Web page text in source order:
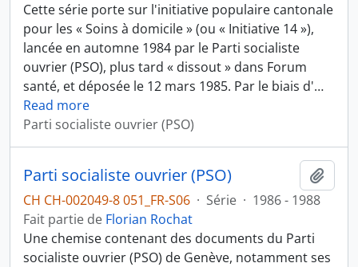
Cette série porte sur l'initiative populaire cantonale
pour les « Soins à domicile » (ou « Initiative 14 »),
lancée en automne 1984 par le Parti socialiste
ouvrier (PSO), plus tard « dissout » dans Forum
santé, et déposée le 12 mars 1985. Par le biais d'…
Read more
Parti socialiste ouvrier (PSO)
Parti socialiste ouvrier (PSO)
CH CH-002049-8 051_FR-S06 · Série · 1986 - 1988
Fait partie de Florian Rochat
Une chemise contenant des documents du Parti
socialiste ouvrier (PSO) de Genève, notamment ses